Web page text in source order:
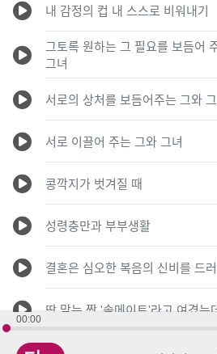
00:00
내 감정의 컵 내 스스로 비워내기
그토록 원하는 그 필요를 보듬어
그녀
서로의 상처를 보듬어주는 그와
서로 이끌어 주는 그와 그녀
콩깍지가 벗겨질 때
성령충만과 부부생활
결혼은 심오한 복음의 신비를
딱 맞는 짝 '솔메이트'라고